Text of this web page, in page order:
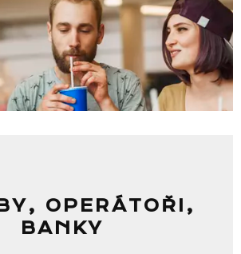
OPERÁTOŘI,
BANKY